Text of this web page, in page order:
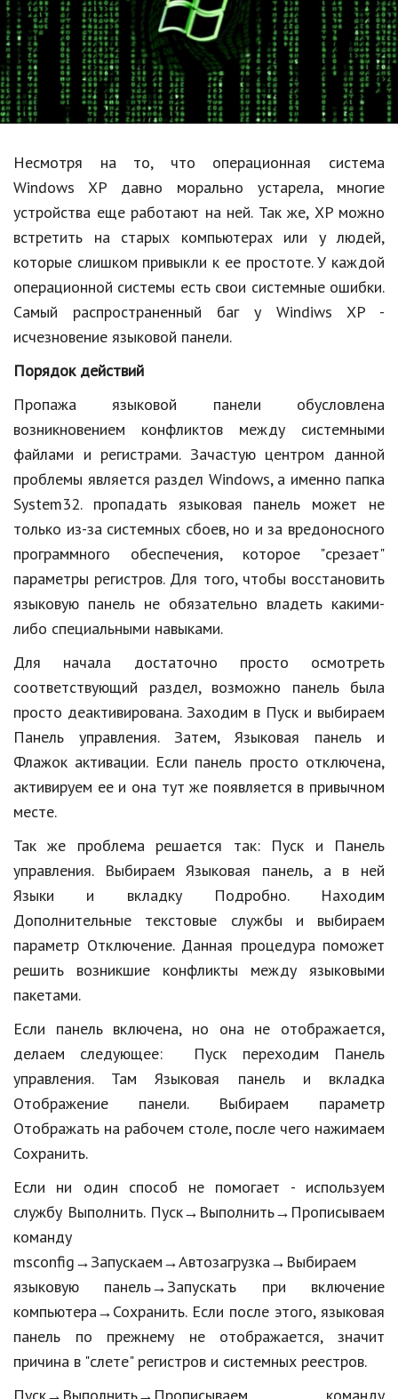
Образование
В мире
Культура
Авто, мото
Спорт
Знаменитости
Статьи
Обзоры
Рецепты
Красота и здоровье
Hi-Tech. Интернет
Авто, мото
Дом и сад
Недвижимость
Спорт и фитнес
Психология и отношения
Творчество и рукоделие
Разное
Работа и бизнес
Животные
Еда и напитки
Праздники и подарки
Домашние животные
Семья и дети
Путешествия
Строительство
Культура и общество
Бизнес
Хобби и развлечения
Финансы
Юриспруденция
Природа
Образование
Наука и технологии
Несмотря на то, что операционная система
Windows XP давно морально устарела, многие
устройства еще работают на ней. Так же, XP можно
встретить на старых компьютерах или у людей,
которые слишком привыкли к ее простоте. У каждой
операционной системы есть свои системные ошибки.
Самый распространенный баг у Windiws XP -
исчезновение языковой панели.
Порядок действий
Пропажа языковой панели обусловлена
возникновением конфликтов между системными
файлами и регистрами. Зачастую центром данной
проблемы является раздел Windows, а именно папка
System32. пропадать языковая панель может не
только из-за системных сбоев, но и за вредоносного
программного обеспечения, которое "срезает"
параметры регистров. Для того, чтобы восстановить
языковую панель не обязательно владеть какими-
либо специальными навыками.
Для начала достаточно просто осмотреть
соответствующий раздел, возможно панель была
просто деактивирована. Заходим в Пуск и выбираем
Панель управления. Затем, Языковая панель и
Флажок активации. Если панель просто отключена,
активируем ее и она тут же появляется в привычном
месте.
Так же проблема решается так: Пуск и Панель
управления. Выбираем Языковая панель, а в ней
Языки и вкладку Подробно. Находим
Дополнительные текстовые службы и выбираем
параметр Отключение. Данная процедура поможет
решить возникшие конфликты между языковыми
пакетами.
Если панель включена, но она не отображается,
делаем следующее: Пуск переходим Панель
управления. Там Языковая панель и вкладка
Отображение панели. Выбираем параметр
Отображать на рабочем столе, после чего нажимаем
Сохранить.
Если ни один способ не помогает - используем
службу Выполнить. Пуск→Выполнить→Прописываем
команду
msconfig→Запускаем→Автозагрузка→Выбираем
языковую панель→Запускать при включение
компьютера→Сохранить. Если после этого, языковая
панель по прежнему не отображается, значит
причина в "слете" регистров и системных реестров.